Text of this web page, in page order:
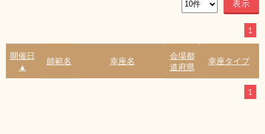
1
開催日
▲
師範名 幸座名
会場都
道府県
幸座タイプ
1